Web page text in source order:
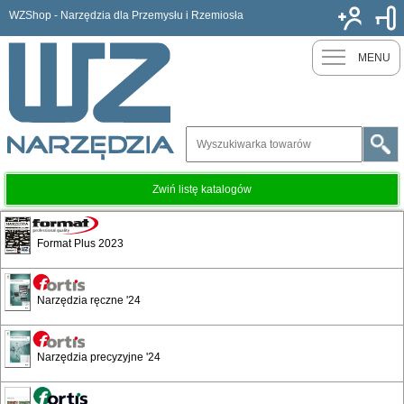
WZShop - Narzędzia dla Przemysłu i Rzemiosła Nowy
MENU
Zwiń listę katalogów
Format Plus 2023
Narzędzia ręczne '24
Narzędzia precyzyjne '24
Spis treści